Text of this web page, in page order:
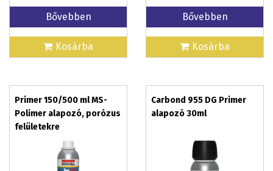
Bővebben
Kosárba
Bővebben
Kosárba
Primer 150/500 ml MS-
Polimer alapozó, porózus
felületekre
Carbond 955 DG Primer
alapozó 30ml